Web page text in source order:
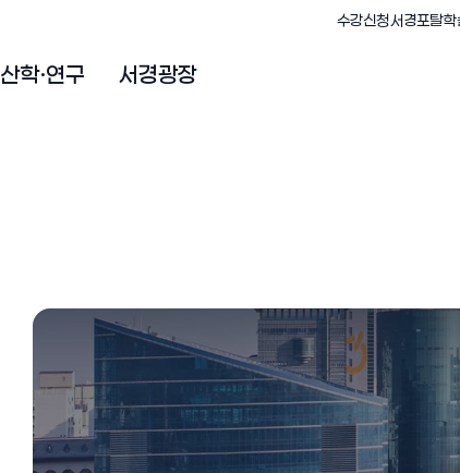
수강신청(새창 열림)
서경포탈(학
산학·연구 서경광장